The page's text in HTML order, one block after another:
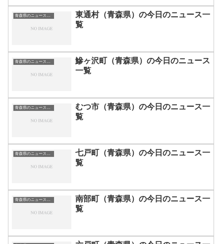
青森県のニュース一覧
東通村（青森県）の今日のニュース一
覧
青森県のニュース一覧
鰺ヶ沢町（青森県）の今日のニュース
一覧
青森県のニュース一覧
むつ市（青森県）の今日のニュース一
覧
青森県のニュース一覧
七戸町（青森県）の今日のニュース一
覧
青森県のニュース一覧
南部町（青森県）の今日のニュース一
覧